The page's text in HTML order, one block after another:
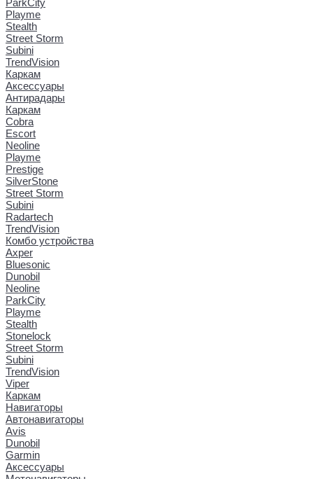
Playme
Stealth
Street Storm
Subini
TrendVision
Каркам
Аксессуары
Антирадары
Каркам
Cobra
Escort
Neoline
Playme
Prestige
SilverStone
Street Storm
Subini
Radartech
TrendVision
Комбо устройства
Axper
Bluesonic
Dunobil
Neoline
ParkCity
Playme
Stealth
Stonelock
Street Storm
Subini
TrendVision
Viper
Каркам
Навигаторы
Автонавигаторы
Avis
Dunobil
Garmin
Аксессуары